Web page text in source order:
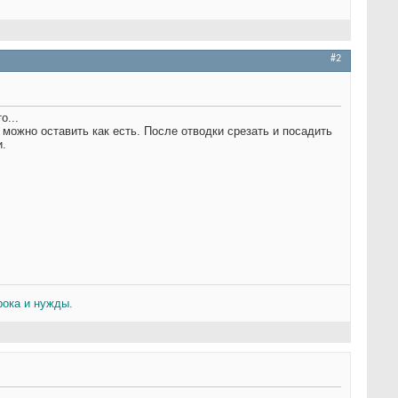
#2
оставить как есть. После отводки срезать и посадить
и нужды.